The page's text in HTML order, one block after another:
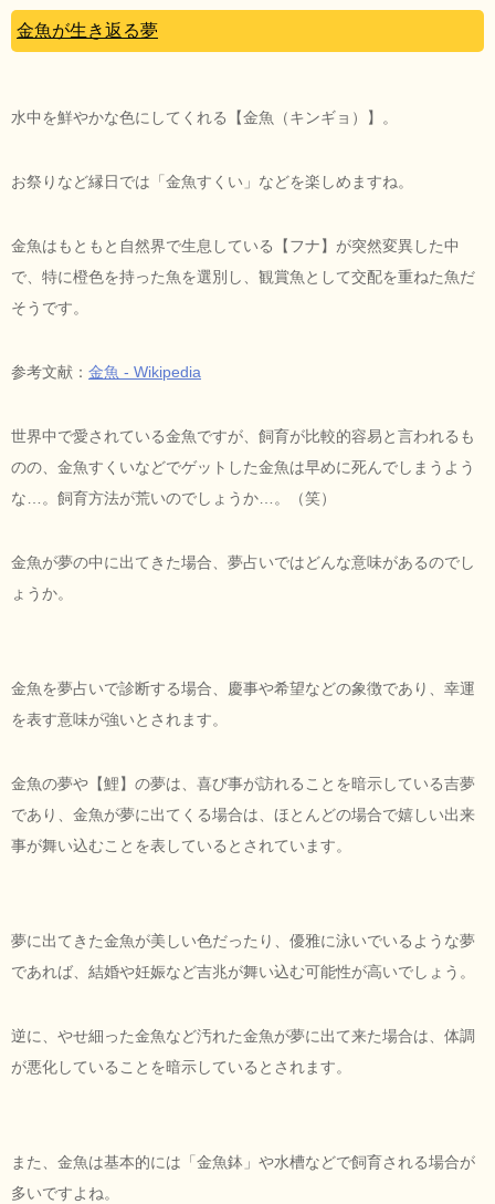
金魚が生き返る夢
水中を鮮やかな色にしてくれる【金魚（キンギョ）】。
お祭りなど縁日では「金魚すくい」などを楽しめますね。
金魚はもともと自然界で生息している【フナ】が突然変異した中
で、特に橙色を持った魚を選別し、観賞魚として交配を重ねた魚だ
そうです。
参考文献： 金魚 - Wikipedia
世界中で愛されている金魚ですが、飼育が比較的容易と言われるも
のの、金魚すくいなどでゲットした金魚は早めに死んでしまうよう
な…。飼育方法が荒いのでしょうか…。（笑）
金魚が夢の中に出てきた場合、夢占いではどんな意味があるのでし
ょうか。
金魚を夢占いで診断する場合、慶事や希望などの象徴であり、幸運
を表す意味が強いとされます。
金魚の夢や【鯉】の夢は、喜び事が訪れることを暗示している吉夢
であり、金魚が夢に出てくる場合は、ほとんどの場合で嬉しい出来
事が舞い込むことを表しているとされています。
夢に出てきた金魚が美しい色だったり、優雅に泳いでいるような夢
であれば、結婚や妊娠など吉兆が舞い込む可能性が高いでしょう。
逆に、やせ細った金魚など汚れた金魚が夢に出て来た場合は、体調
が悪化していることを暗示しているとされます。
また、金魚は基本的には「金魚鉢」や水槽などで飼育される場合が
多いですよね。